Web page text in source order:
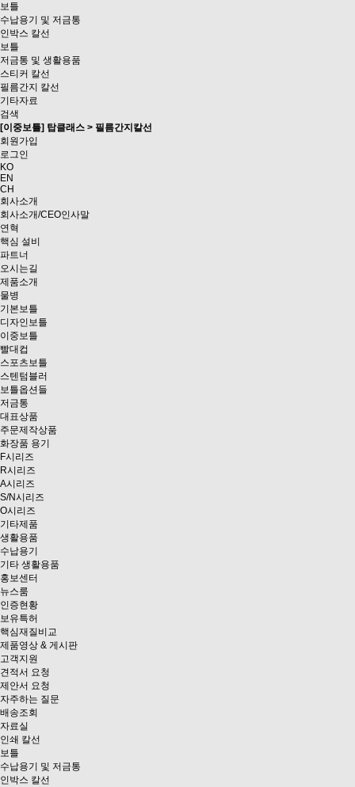
보틀
수납용기 및 저금통
인박스 칼선
보틀
저금통 및 생활용품
스티커 칼선
필름간지 칼선
기타자료
검색
[이중보틀] 탑클래스 > 필름간지칼선
회원가입
로그인
KO
EN
CH
회사소개
회사소개/CEO인사말
연혁
핵심 설비
파트너
오시는길
제품소개
물병
기본보틀
디자인보틀
이중보틀
빨대컵
스포츠보틀
스텐텀블러
보틀옵션들
저금통
대표상품
주문제작상품
화장품 용기
F시리즈
R시리즈
A시리즈
S/N시리즈
O시리즈
기타제품
생활용품
수납용기
기타 생활용품
홍보센터
뉴스룸
인증현황
보유특허
핵심재질비교
제품영상 & 게시판
고객지원
견적서 요청
제안서 요청
자주하는 질문
배송조회
자료실
인쇄 칼선
보틀
수납용기 및 저금통
인박스 칼선